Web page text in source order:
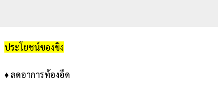
ประโยชน์ของขิง
♦ลดอาการท้องอืด